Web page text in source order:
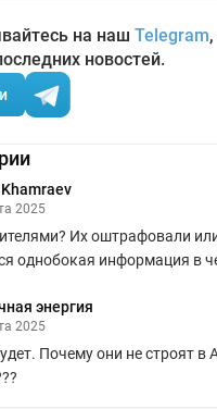
на наш Telegram
новостей.
2025
Их оштрафовали
однобокая информация в
энергия
2025
Почему они не строят в